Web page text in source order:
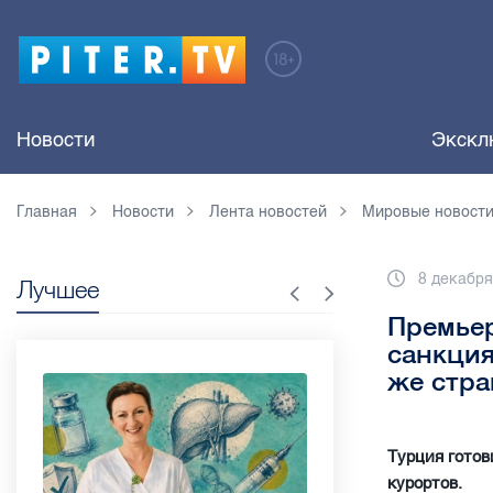
Новости
Главная Новости Лента новостей Мировые новости
8
же
Турция
курортов.
Лучшее